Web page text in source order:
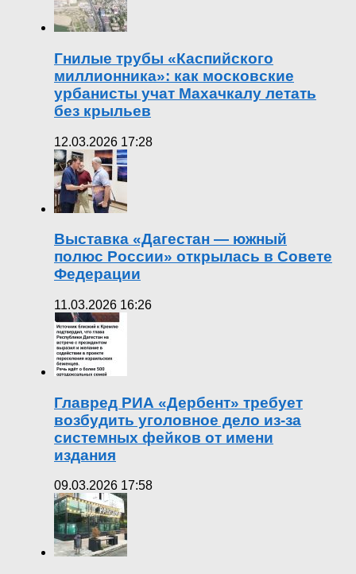
Гнилые трубы «Каспийского
миллионника»: как московские
урбанисты учат Махачкалу летать
без крыльев
12.03.2026 17:28
Выставка «Дагестан — южный
полюс России» открылась в Совете
Федерации
11.03.2026 16:26
Главред РИА «Дербент» требует
возбудить уголовное дело из-за
системных фейков от имени
издания
09.03.2026 17:58